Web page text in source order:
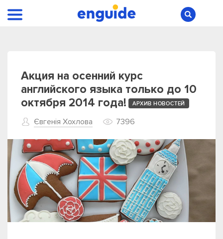
Акция на осенний курс
английского языка только до 10
октября 2014 года!
АРХИВ НОВОСТЕЙ
Євгенія Хохлова 7396